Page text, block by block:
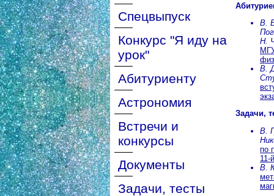
Спецвыпуск
Конкурс "Я иду на
урок"
Абитуриенту
Астрономия
Встречи и
конкурсы
Документы
Задачи, тесты
В.
Н.
В.
Задачи,
В.
по
11-
В.